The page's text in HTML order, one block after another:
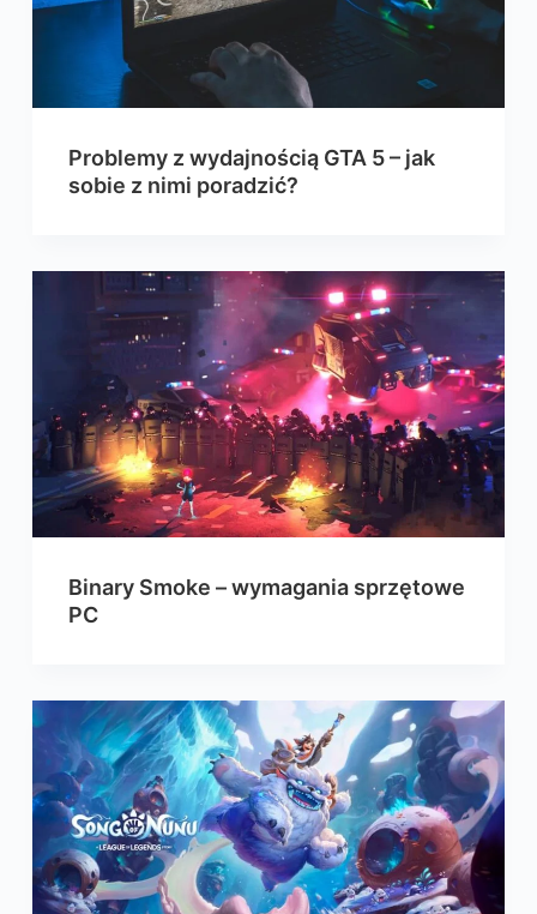
Problemy z wydajnością GTA 5 – jak
sobie z nimi poradzić?
Binary Smoke – wymagania sprzętowe
PC